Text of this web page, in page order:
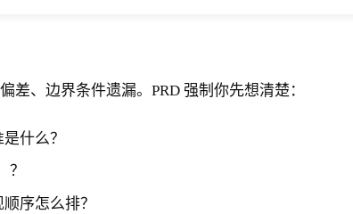
差、边界条件遗漏。PRD 强制你先想清楚：
什么？
序怎么排？